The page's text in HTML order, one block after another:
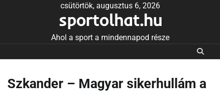
csütörtök, augusztus 6, 2026
sportolhat.hu
Ahol a sport a mindennapod része
Szkander – Magyar sikerhullám a